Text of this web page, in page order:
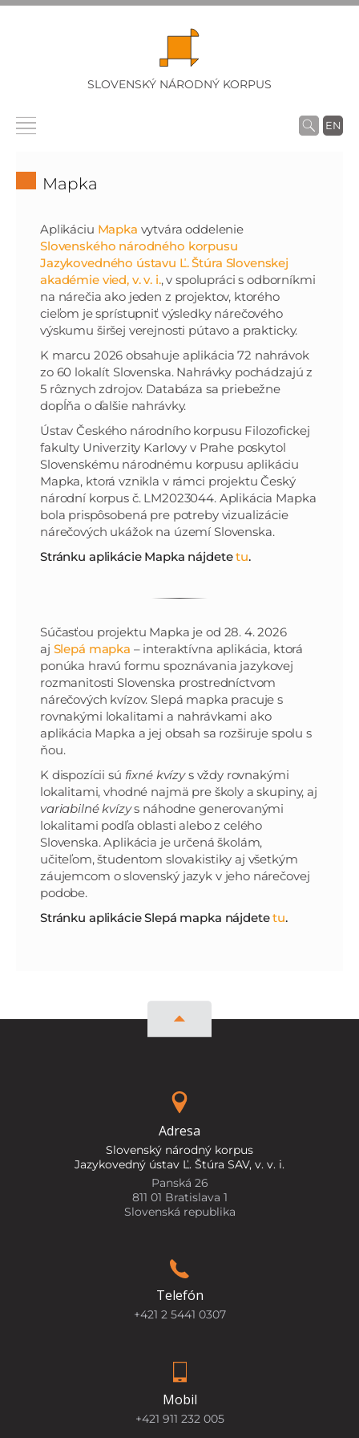
SLOVENSKÝ NÁRODNÝ KORPUS
EN
Mapka
Aplikáciu Mapka vytvára oddelenie
Slovenského národného korpusu
Jazykovedného ústavu Ľ. Štúra Slovenskej
akadémie vied, v. v. i., v spolupráci s odborníkmi
na nárečia ako jeden z projektov, ktorého
cieľom je sprístupniť výsledky nárečového
výskumu širšej verejnosti pútavo a prakticky.
K marcu 2026 obsahuje aplikácia 72 nahrávok
zo 60 lokalít Slovenska. Nahrávky pochádzajú z
5 rôznych zdrojov. Databáza sa priebežne
dopĺňa o ďalšie nahrávky.
Ústav Českého národního korpusu Filozofickej
fakulty Univerzity Karlovy v Prahe poskytol
Slovenskému národnému korpusu aplikáciu
Mapka, ktorá vznikla v rámci projektu Český
národní korpus č. LM2023044. Aplikácia Mapka
bola prispôsobená pre potreby vizualizácie
nárečových ukážok na území Slovenska.
Stránku aplikácie Mapka nájdetetu.
Súčasťou projektu Mapka je od 28. 4. 2026
aj Slepá mapka – interaktívna aplikácia, ktorá
ponúka hravú formu spoznávania jazykovej
rozmanitosti Slovenska prostredníctvom
nárečových kvízov. Slepá mapka pracuje s
rovnakými lokalitami a nahrávkami ako
aplikácia Mapka a jej obsah sa rozširuje spolu s
ňou.
K dispozícii sú fixné kvízys vždy rovnakými
lokalitami, vhodné najmä pre školy a skupiny, aj
variabilné kvízys náhodne generovanými
lokalitami podľa oblasti alebo z celého
Slovenska. Aplikácia je určená školám,
učiteľom, študentom slovakistiky aj všetkým
záujemcom o slovenský jazyk v jeho nárečovej
podobe.
Stránku aplikácie Slepá mapka nájdetetu.
Adresa
Slovenský národný korpus
Jazykovedný ústav Ľ. Štúra SAV, v. v. i.
Panská 26
811 01 Bratislava 1
Slovenská republika
Telefón
+421 2 5441 0307
Mobil
+421 911 232 005